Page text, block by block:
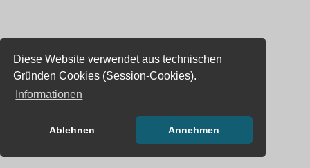
Diese Website verwendet aus technischen
Gründen Cookies (Session-Cookies).
Informationen
Ablehnen Annehmen